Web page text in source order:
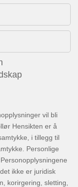
vil bli
Hensikten er å
i tillegg til
Personlige
ikke er juridisk
korirgering, sletting,